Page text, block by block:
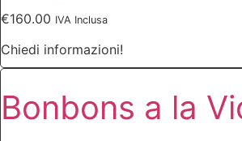
€160.00 IVA Inclusa
Chiedi informazioni!
Bonbons a la